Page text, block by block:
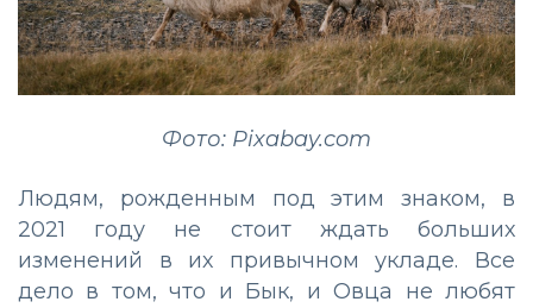
Фото: Pixabay.com
Людям, рожденным под этим знаком, в
2021 году не стоит ждать больших
изменений в их привычном укладе. Все
дело в том, что и Бык, и Овца не любят